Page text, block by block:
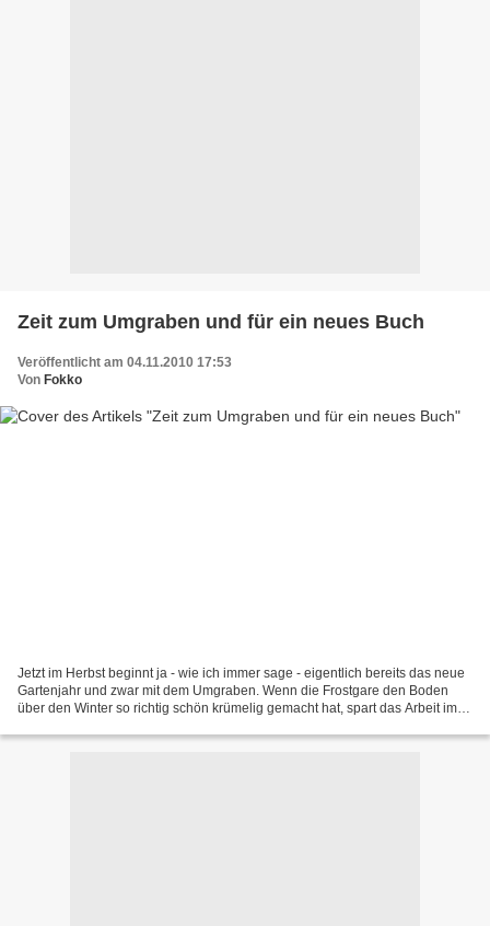
Zeit zum Umgraben und für ein neues Buch
Veröffentlicht am 04.11.2010 17:53
Von Fokko
Jetzt im Herbst beginnt ja - wie ich immer sage - eigentlich bereits das neue
Gartenjahr und zwar mit dem Umgraben. Wenn die Frostgare den Boden
über den Winter so richtig schön krümelig gemacht hat, spart das Arbeit im